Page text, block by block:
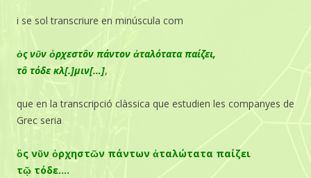
i se sol transcriure en minúscula com
ὸς νῦν ὀρχεστôν πάντον ἀταλότατα παίζει,
τô τόδε κλ[.]μιν[…],
que en la transcripció clàssica que estudien les companyes de
Grec seria
ὃς νῦν ὀρχηστῶν πάντων ἀταλώτατα παίζει
τῷ τόδε….